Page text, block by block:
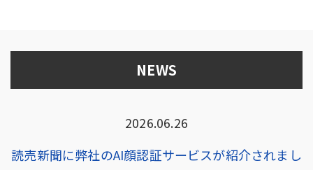
NEWS
2026.06.26
読売新聞に弊社のAI顔認証サービスが紹介されまし